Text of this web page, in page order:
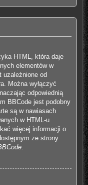
HTML, która daje
elementów w
uzależnione od
Można wyłączyć
odpowiednią
BBCode jest podobny
są w nawiasach
w HTML-u
więcej informacji o
ze strony
.